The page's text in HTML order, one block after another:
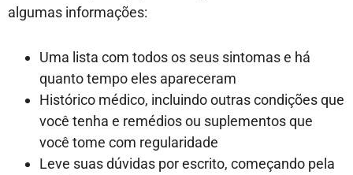
algumas informações:
Uma lista com todos os seus sintomas e há
quanto tempo eles apareceram
Histórico médico, incluindo outras condições que
você tenha e remédios ou suplementos que
você tome com regularidade
Leve suas dúvidas por escrito, começando pela